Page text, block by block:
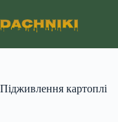
до
вмісту
Підживлення картоплі